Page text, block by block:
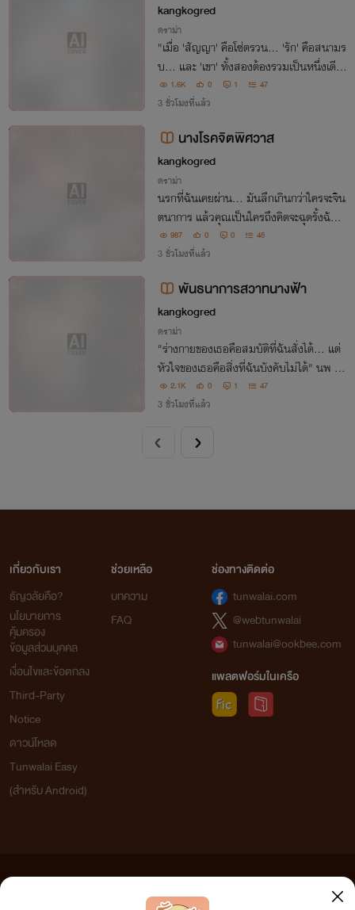
kangkogred
ดราม่า
"เมื่อ 'สัญญา' คือโซ่ตรวน... 'รัก' คือสนามร
บ... และ 'เขา' ทั้งสองต้องรวมเป็นหนึ่งเดีย
ว เพื่อเป็นเจ้าของเธอเพียงผู้เดียว"
1.6K 0 1 47
3 ชั่วโมงที่แล้ว
นางโรคจิตพิศวาส
kangkogred
ดราม่า
นรกที่ฉันเคยผ่าน... มันลึกเกินกว่าใครจะจิน
ตนาการ แล้วคุณเป็นใครถึงคิดจะฉุดรั้งฉันไว
้? 'เขา' จะเป็นผู้ปลดปล่อย หรือจะเป็นคนที่จ
ะต้องจมดิ่งลงไปพร้อมกัน... มาค้นหาความ
987 0 0 45
3 ชั่วโมงที่แล้ว
พันธนาการสวาทนางฟ้า
kangkogred
ดราม่า
"ร่างกายของเธอคือสมบัติที่ฉันสั่งได้... แต่
หัวใจของเธอคือสิ่งที่ฉันบังคับไม่ได้" นพ ผู้ค
รอบครองเธอด้วยอำนาจ แต่สุดท้ายต้องยอ
มสละทุกอย่างเพื่อเริ่มต้น ให้กับความรัก
2.1K 0 1 47
3 ชั่วโมงที่แล้ว
เกี่ยวกับเรา
ธัญวลัยคือ?
นโยบายการ
คุ้มครอง
ข้อมูลส่วนบุคคล
เงื่อนไขและข้อตกลง
Third-Party
Notice
ดาวน์โหลด
Tunwalai Easy
(สำหรับ Android)
ช่วยเหลือ
บทความ
FAQ
ช่องทางติดต่อ
tunwalai.com
@webtunwalai
tunwalai@ookbee.com
แพลตฟอร์มในเครือ
เว็บไซต์แห่งนี้ไม่ได้เห็นด้วยและไม่ขอรับผิดชอบต่อข้อความใดๆ ทั้งสิ้น ดังนั้นผู้อ่านทุกท่านโปรดใช้